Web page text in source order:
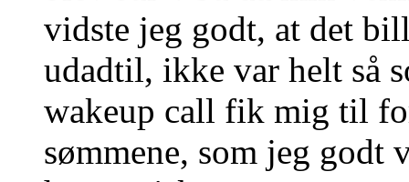
vidste jeg godt, at det
udadtil, ikke var helt så
wakeup call fik mig til
sømmene, som jeg godt